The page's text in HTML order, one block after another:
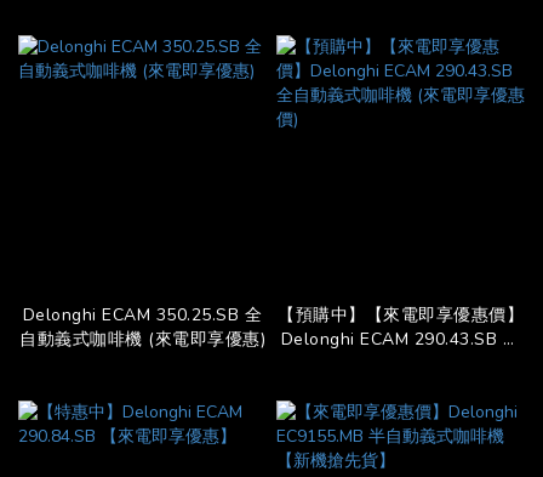
Delonghi ECAM 350.25.SB 全
自動義式咖啡機 (來電即享優惠)
【預購中】【來電即享優惠價】
Delonghi ECAM 290.43.SB 全